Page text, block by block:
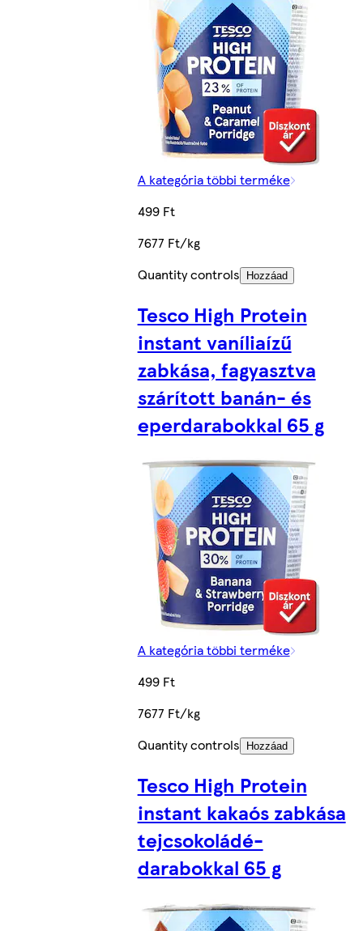
A kategória többi terméke
499 Ft
7677 Ft/kg
Quantity controls
Hozzáad
Tesco High Protein
instant vaníliaízű
zabkása, fagyasztva
szárított banán- és
eperdarabokkal 65 g
A kategória többi terméke
499 Ft
7677 Ft/kg
Quantity controls
Hozzáad
Tesco High Protein
instant kakaós zabkása
tejcsokoládé-
darabokkal 65 g